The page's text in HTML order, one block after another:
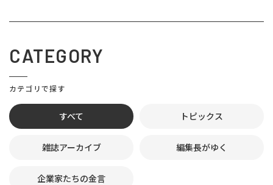
CATEGORY
カテゴリで探す
すべて トピックス
雑誌アーカイブ 編集長がゆく
企業家たちの金言